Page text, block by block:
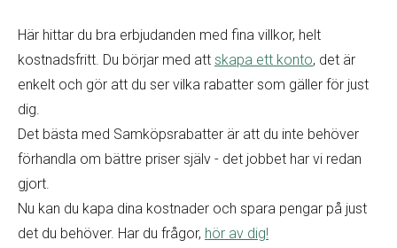
Här hittar du bra erbjudanden med fina villkor, helt
kostnadsfritt. Du börjar med att skapa ett konto, det är
enkelt och gör att du ser vilka rabatter som gäller för just
dig.
Det bästa med Samköpsrabatter är att du inte behöver
förhandla om bättre priser själv - det jobbet har vi redan
gjort.
Nu kan du kapa dina kostnader och spara pengar på just
det du behöver. Har du frågor, hör av dig!